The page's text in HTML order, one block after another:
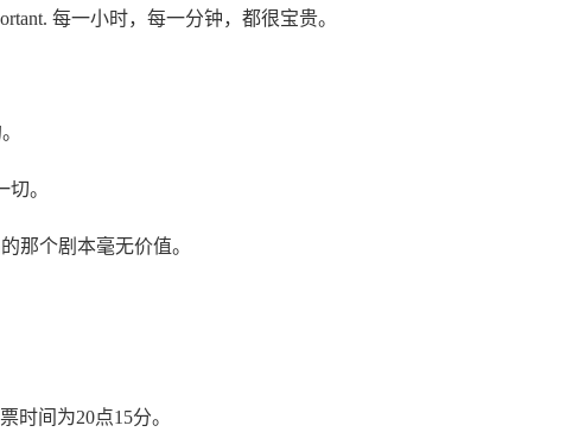
每一小时，每一分钟，都很宝贵。
。
那个剧本毫无价值。
时间为20点15分。